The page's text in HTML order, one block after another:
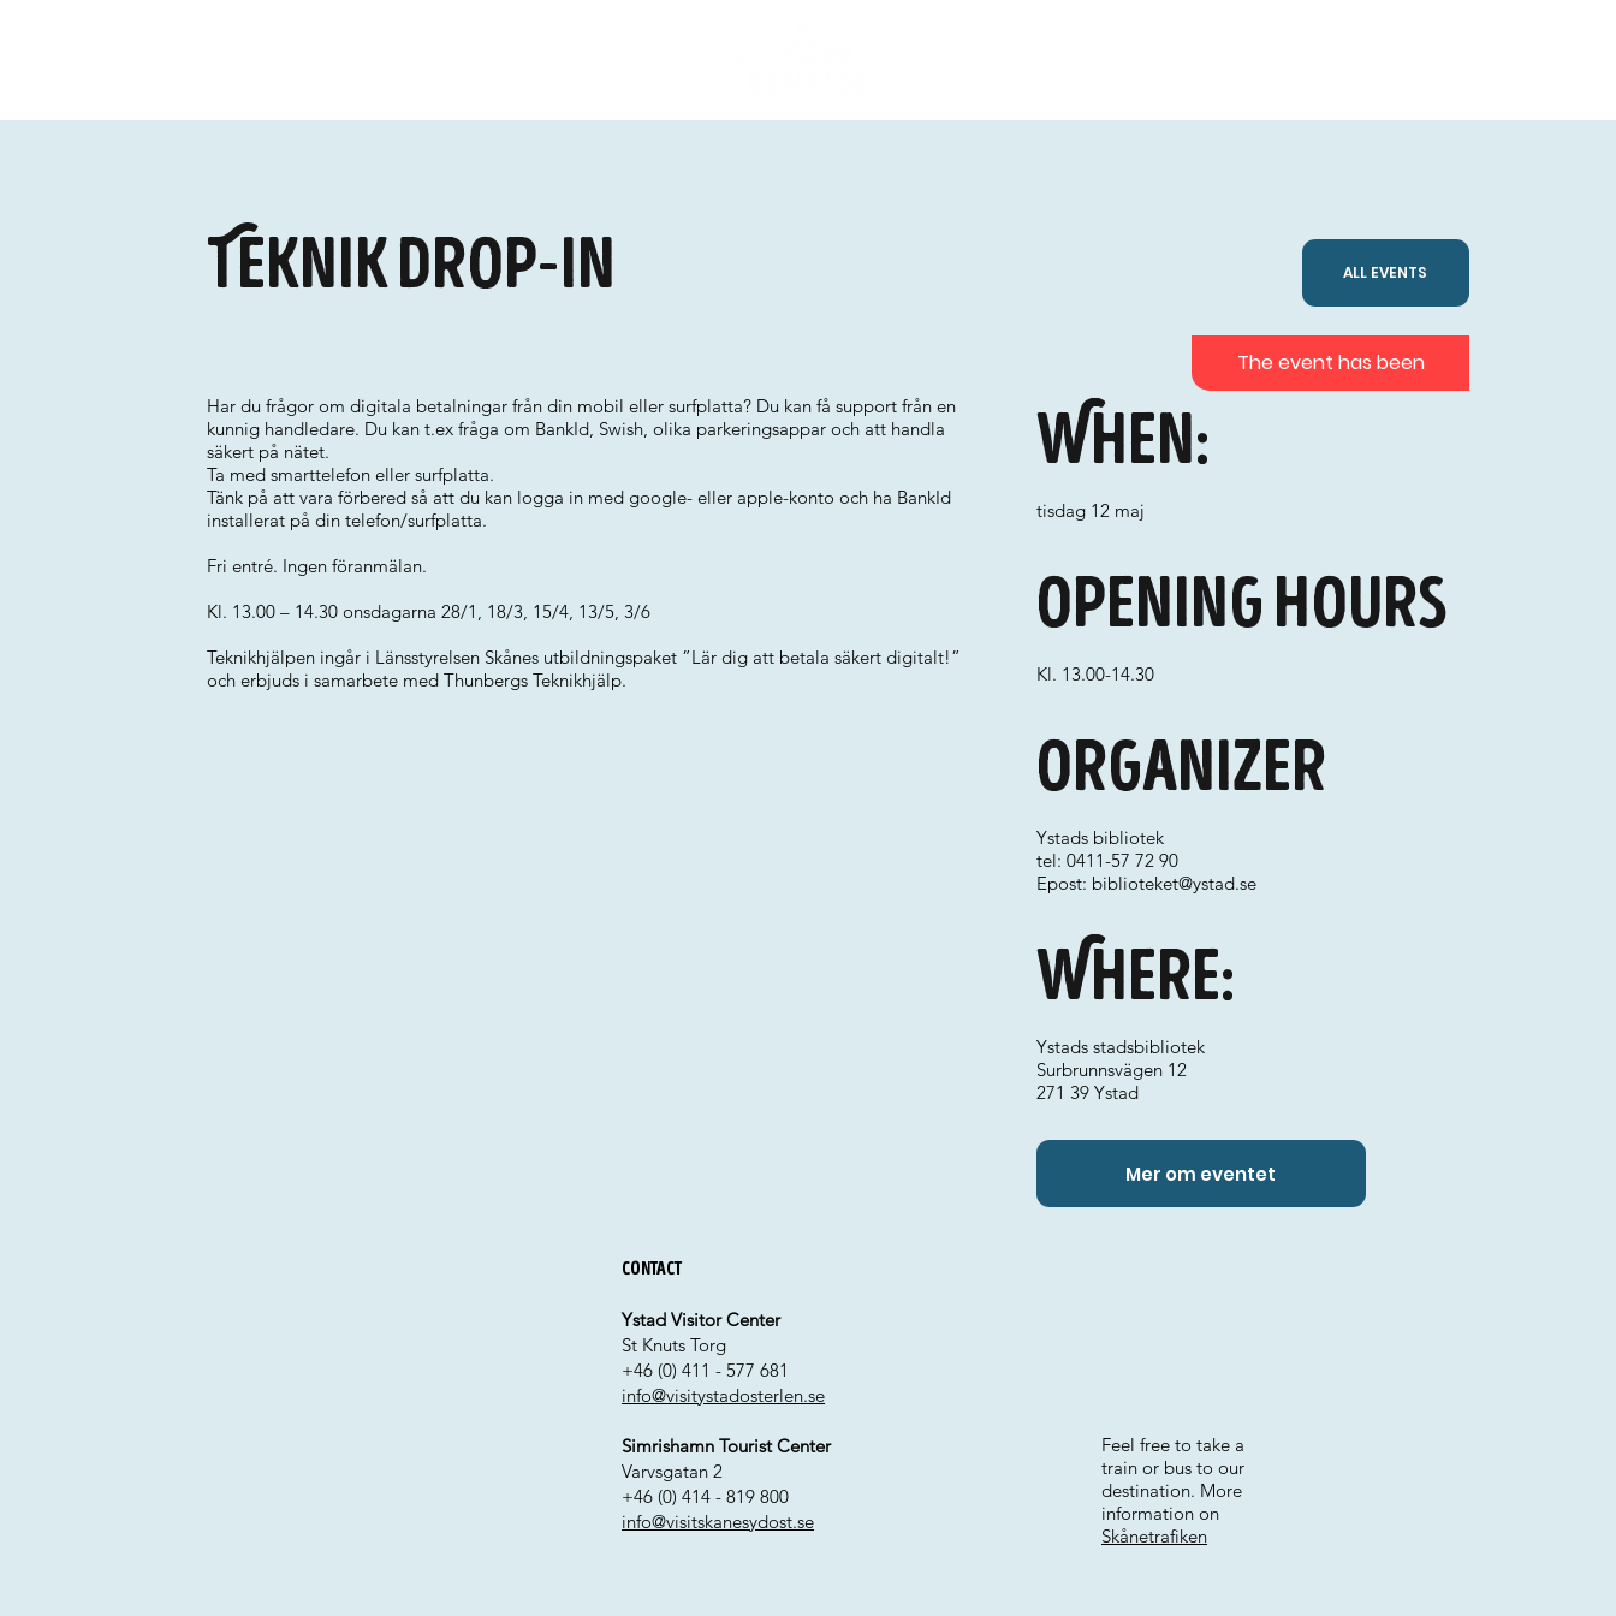
Teknik drop-in ALL EVENTS
Har du frågor om digitala betalningar från din mobil eller surfplatta? Du kan få support från en
kunnig handledare. Du kan t.ex fråga om BankId, Swish, olika parkeringsappar och att handla
säkert på nätet.
Ta med smarttelefon eller surfplatta.
Tänk på att vara förbered så att du kan logga in med google- eller apple-konto och ha BankId
installerat på din telefon/surfplatta.
Fri entré. Ingen föranmälan.
Kl. 13.00 – 14.30 onsdagarna 28/1, 18/3, 15/4, 13/5, 3/6
Teknikhjälpen ingår i Länsstyrelsen Skånes utbildningspaket ”Lär dig att betala säkert digitalt!”
och erbjuds i samarbete med Thunbergs Teknikhjälp.
When:
tisdag 12 maj
Where:
Organizer
Ystads bibliotek
tel: 0411-57 72 90
Epost: biblioteket@ystad.se
Ystads stadsbibliotek
Surbrunnsvägen 12
271 39 Ystad
Opening hours
Kl. 13.00-14.30
Mer om eventet
The event has been
Contact
Ystad Visitor Center
St Knuts Torg
+46 (0) 411 - 577 681
info@visitystadosterlen.se
Simrishamn Tourist Center
Varvsgatan 2
+46 (0) 414 - 819 800
info@visitskanesydost.se
Feel free to take a
train or bus to our
destination. More
information on
Skånetrafiken